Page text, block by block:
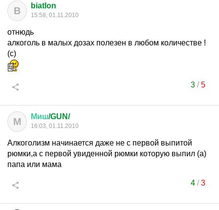
B biatlon
15:58, 01.11.2010
отнюдь
алкоголь в малых дозах полезен в любом количестве !
(с)
3/5
М Миш/GUN/
16:03, 01.11.2010
Алкоголизм начинается даже не с первой выпитой
рюмки,а с первой увиденной рюмки которую выпил (а)
папа или мама
4/3